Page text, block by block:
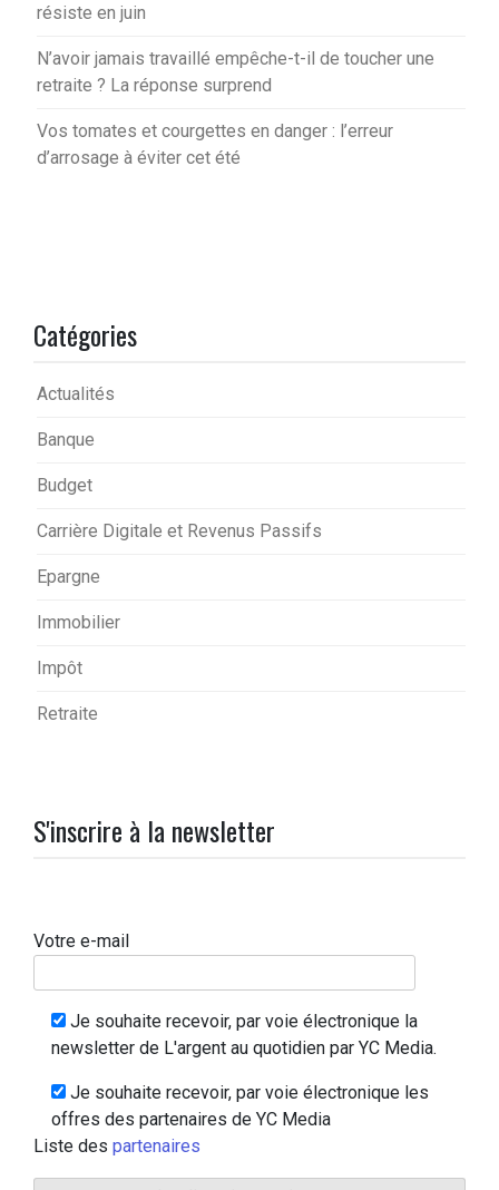
résiste en juin
N’avoir jamais travaillé empêche-t-il de toucher une
retraite ? La réponse surprend
Vos tomates et courgettes en danger : l’erreur
d’arrosage à éviter cet été
Catégories
Actualités
Banque
Budget
Carrière Digitale et Revenus Passifs
Epargne
Immobilier
Impôt
Retraite
S'inscrire à la newsletter
Votre e-mail
Je souhaite recevoir, par voie électronique la
newsletter de L'argent au quotidien par YC Media.
Je souhaite recevoir, par voie électronique les
offres des partenaires de YC Media
Liste des partenaires